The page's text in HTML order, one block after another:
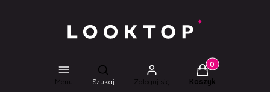
Menu
Otwórz wyszukiwarkę
Szukaj Zaloguj się
Produkty w
Koszyk